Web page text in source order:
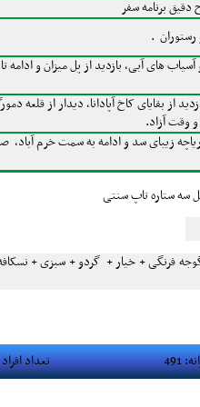
دقیق برنامه سفر
رستوران .
های آبی، بازدید از پل میزان و
کاخ آپادانا، دیدار از قلعه
وقت آزاد.
سد و ادامه به سمت خرم آباد،
فرنگی + خیار + گردو + سبزی +
تعداد 491